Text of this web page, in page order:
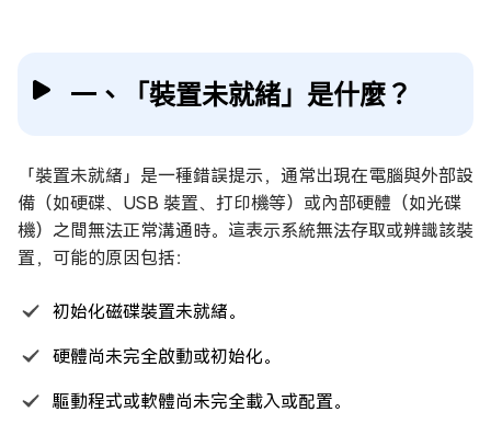
一、「裝置未就緒」是什麼？
「裝置未就緒」是一種錯誤提示，通常出現在電腦與外部設
備（如硬碟、USB 裝置、打印機等）或內部硬體（如光碟
機）之間無法正常溝通時。這表示系統無法存取或辨識該裝
置，可能的原因包括：
初始化磁碟裝置未就緒。
硬體尚未完全啟動或初始化。
驅動程式或軟體尚未完全載入或配置。